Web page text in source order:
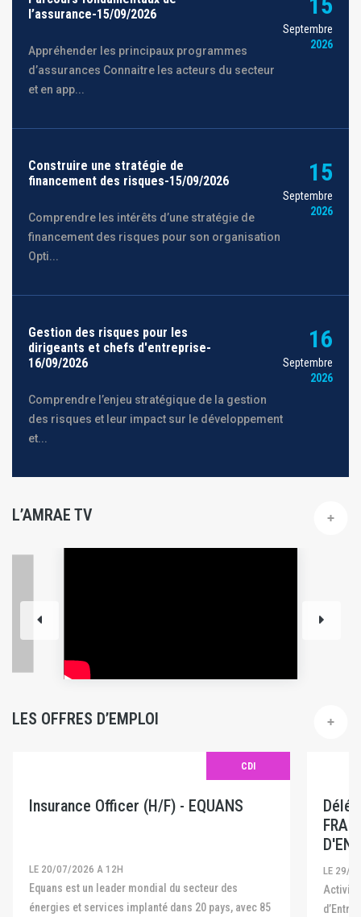
l’assurance-15/09/2026
Appréhender les principaux programmes
d’assurances Connaitre les acteurs du secteur
et en app...
Septembre
2026
Construire une stratégie de
financement des risques-15/09/2026
Comprendre les intérêts d’une stratégie de
financement des risques pour son organisation
Opti...
15
Septembre
2026
Gestion des risques pour les
dirigeants et chefs d'entreprise-
16/09/2026
Comprendre l’enjeu stratégique de la gestion
des risques et leur impact sur le développement
et...
16
Septembre
2026
L’AMRAE TV
LES OFFRES D’EMPLOI
CDI
Insurance Officer (H/F) - EQUANS
LE 20/07/2026 A 12H
Equans est un leader mondial du secteur des
énergies et services implanté dans 20 pays, avec 85
LE 29/
Activité La Fédération Française des Captives